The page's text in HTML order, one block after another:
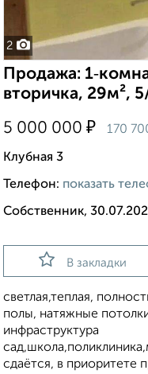
2
Продажа:
вторичка, 29м²,
5 000 000 ₽ 170
Клубная 3
Телефон: показать
Собственник,
В закладки
светлая,теплая,
полы, натяжные
инфраструктура
сдаётся, в приоритете